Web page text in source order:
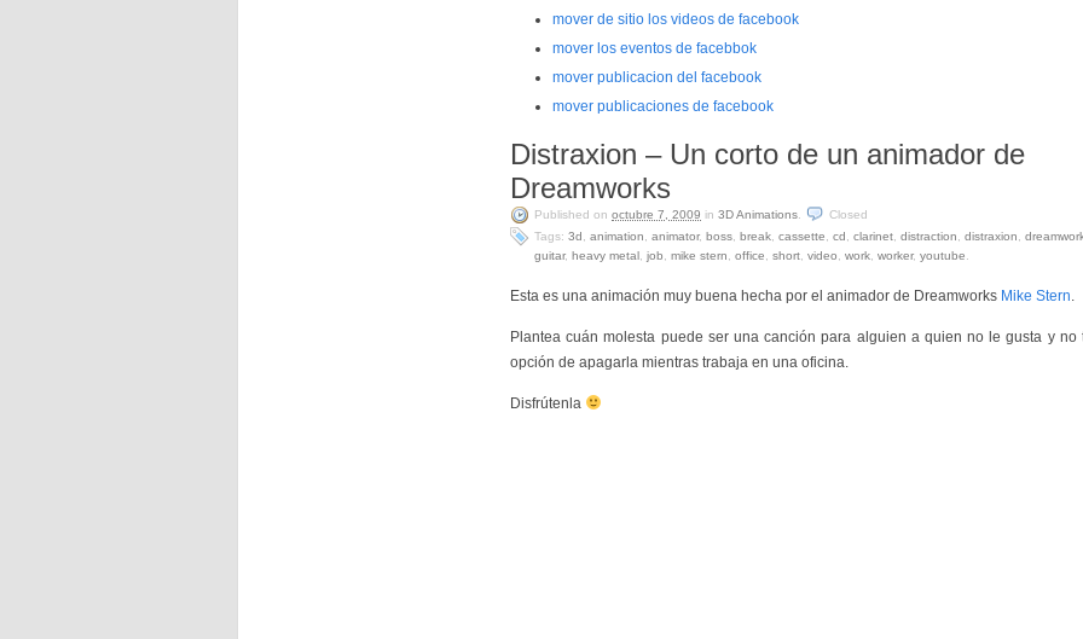
mover de sitio los videos de facebook
mover los eventos de facebbok
mover publicacion del facebook
mover publicaciones de facebook
Distraxion – Un corto de un animador de
Dreamworks
Published on octubre 7, 2009 in 3D Animations
Closed
Tags: 3d animation animator, boss break cassette cd clarinet distraction distraxion
guitar, heavy metal job mike stern office short video work worker, youtube
Esta es una animación muy buena hecha por el animador de Dreamworks Mike Stern.
Plantea cuán molesta puede ser una canción para alguien a quien no le gusta y no
opción de apagarla mientras trabaja en una oficina.
Disfrútenla